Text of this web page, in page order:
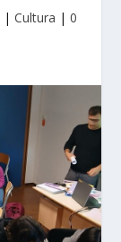
| Cultura | 0